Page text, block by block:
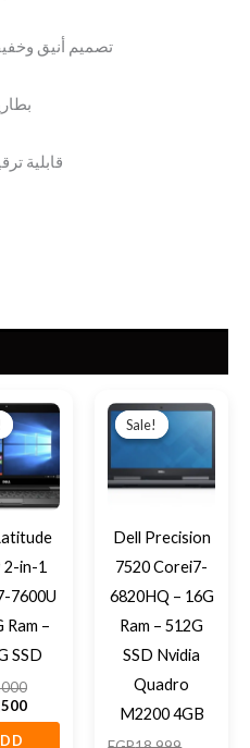
تصميم أنيق
قابلية
2-in-1
7600U
Ram –
SSD
price
was:
EGP13,000.
price
is:
EGP10,500.
Sale!
Sale!
Dell Precision
7520 Corei7-
6820HQ – 16G
Ram – 512G
SSD Nvidia
Quadro
M2200 4GB
price
price